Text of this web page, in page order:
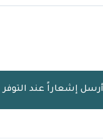
أرسل إشعاراً عند التوفر